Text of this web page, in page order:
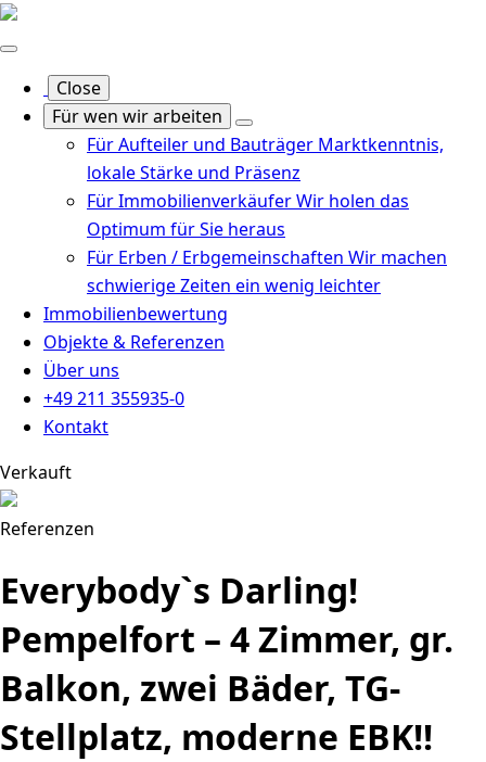
Close
Für wen wir arbeiten
Für Aufteiler und Bauträger Marktkenntnis,
lokale Stärke und Präsenz
Für ImmobilienverkäuferWir holen das
Optimum für Sie heraus
Für Erben / Erbgemeinschaften Wir machen
schwierige Zeiten ein wenig leichter
Immobilienbewertung
Objekte & Referenzen
Über uns
+49 211 355935-0
Kontakt
Verkauft
Referenzen
Everybody`s Darling!
Pempelfort – 4 Zimmer, gr.
Balkon, zwei Bäder, TG-
Stellplatz, moderne EBK!!